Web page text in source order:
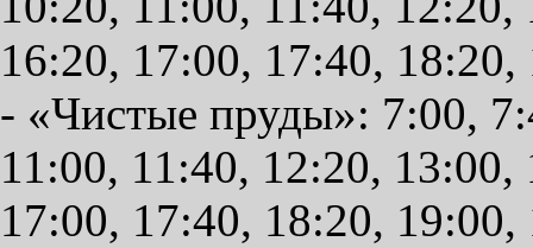
16:20, 17:00, 17:40, 18:20,
- «Чистые пруды»: 7:00,
11:00, 11:40, 12:20,
17:00, 17:40, 18:20, 19:00,